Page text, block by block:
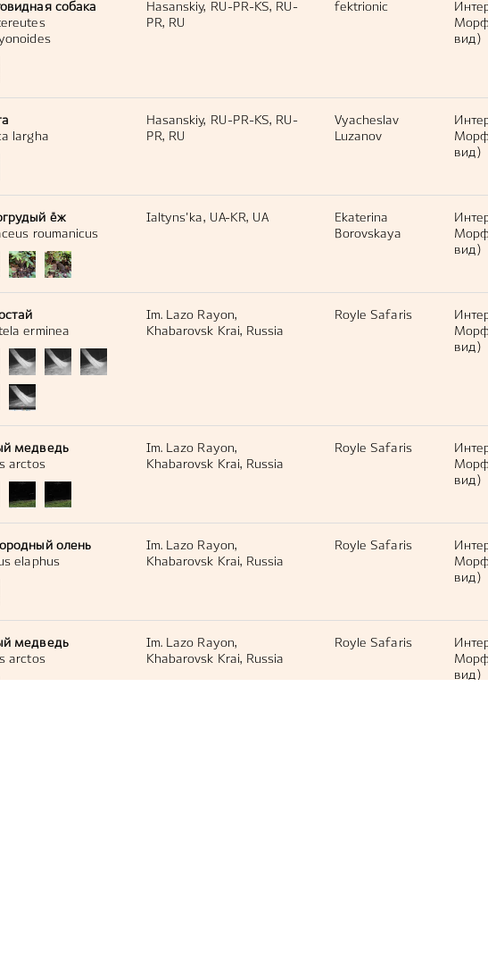
собака
Hasanskiy, RU-PR-KS, RU-
PR, RU
fektrionic
вид)
largha
Hasanskiy, RU-PR-KS, RU-
PR, RU
Vyacheslav
Luzanov
вид)
ёж
roumanicus
Ialtyns'ka, UA-KR, UA
Ekaterina
Borovskaya
вид)
erminea
Im. Lazo Rayon,
Khabarovsk Krai, Russia
Royle Safaris
вид)
медведь
arctos
Im. Lazo Rayon,
Khabarovsk Krai, Russia
Royle Safaris
вид)
олень
elaphus
Im. Lazo Rayon,
Khabarovsk Krai, Russia
Royle Safaris
вид)
медведь
arctos
Im. Lazo Rayon,
Khabarovsk Krai, Russia
Royle Safaris
вид)